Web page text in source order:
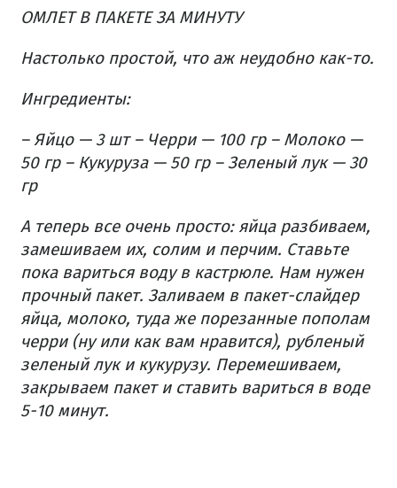
ОМЛЕТ В ПАКЕТЕ ЗА МИНУТУ
Настолько простой, что аж неудобно как-то.
Ингредиенты:
– Яйцо — 3 шт– Черри — 100 гр– Молоко —
50 гр– Кукуруза — 50 гр– Зеленый лук — 30
гр
А теперь все очень просто: яйца разбиваем,
замешиваем их, солим и перчим. Ставьте
пока вариться воду в кастрюле. Нам нужен
прочный пакет. Заливаем в пакет-слайдер
яйца, молоко, туда же порезанные пополам
черри (ну или как вам нравится), рубленый
зеленый лук и кукурузу. Перемешиваем,
закрываем пакет и ставить вариться в воде
5-10 минут.